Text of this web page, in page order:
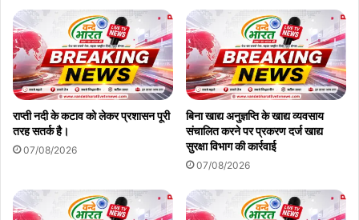
राप्ती नदी के कटाव को लेकर प्रशासन पूरी
तरह सतर्क है।
07/08/2026
बिना खाद्य अनुज्ञप्ति के खाद्य व्यवसाय
संचालित करने पर प्रकरण दर्ज खाद्य
सुरक्षा विभाग की कार्रवाई
07/08/2026